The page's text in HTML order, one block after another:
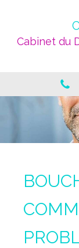
Cabinet du